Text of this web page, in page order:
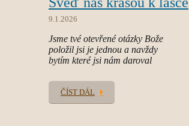
9.1.2026
Jsme tvé otevřené otázky Bože
položil jsi je jednou a navždy
bytím které jsi nám daroval
ČÍST DÁL